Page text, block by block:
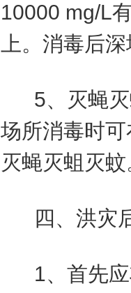
10000 mg/L
上。消毒后
5、灭蝇
场所消毒时
灭蝇灭蛆灭蚊
四、洪灾
1、首先